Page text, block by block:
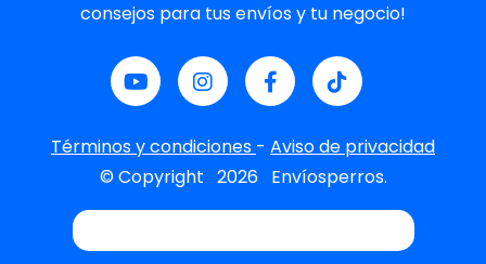
consejos para tus envíos y tu negocio!
Términos y condiciones - Aviso de privacidad
© Copyright 2026 Envíosperros.